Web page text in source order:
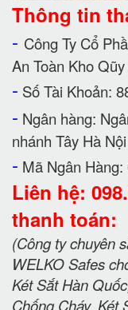
Thông tin
- Công Ty Cổ
An Toàn Kho
- Số Tài Khoản:
- Ngân hàng:
nhánh Tây Hà Nội
- Mã Ngân Hàng:
Liên hệ:
thanh toán:
(Công ty chuyên
WELKO Safes
Két Sắt Hàn
Chống Cháy, Két